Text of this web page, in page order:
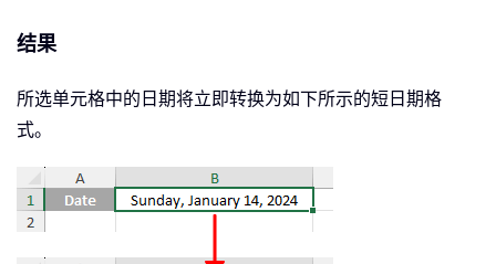
结果
所选单元格中的日期将立即转换为如下所示的短日期格
式。